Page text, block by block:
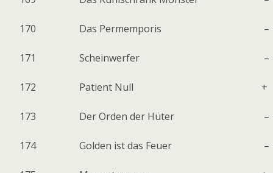
170 Das Permemporis –
171 Scheinwerfer –
172 Patient Null +
173 Der Orden der Hüter –
174 Golden ist das Feuer –